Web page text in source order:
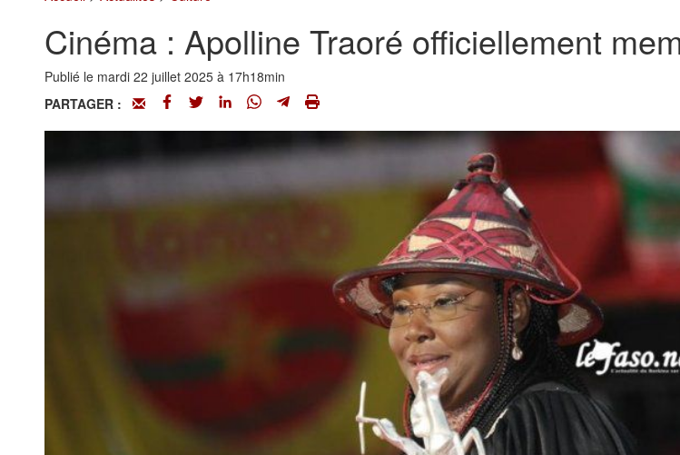
Cinéma : Apolline Traoré officiellement
Publié le mardi 22 juillet 2025 à 17h18min
PARTAGER :